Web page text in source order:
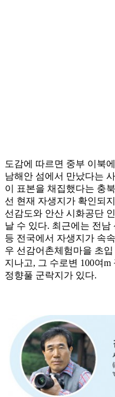
도감에 따르면 중부 이북
남해안 섬에서 만났다는
이 표본을 채집했다는 충
선 현재 자생지가 확인되
선감도와 안산 시화공단
날 수 있다. 최근에는 전남
등 전국에서 자생지가 속
우 선감어촌체험마을 초
지나고, 그 수로변 100여
정향풀 군락지가 있다.